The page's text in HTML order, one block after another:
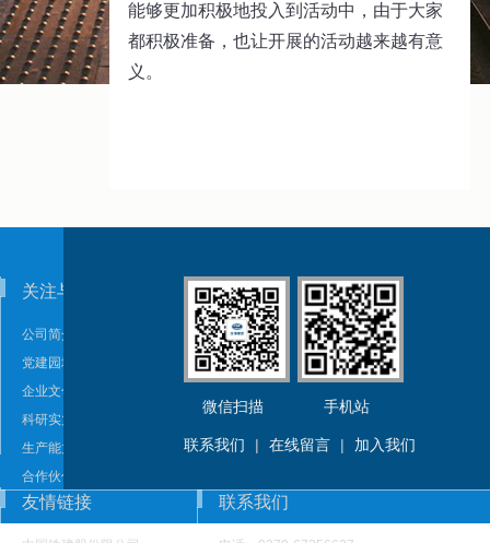
能够更加积极地投入到活动中，由于大家
都积极准备，也让开展的活动越来越有意
义。
关注与需要
公司简介
党建园地
企业文化
科研实力
生产能力
合作伙伴
荣誉资质
科技产品
轨道交通减振降噪产品
轨道交通复合材料产品
友情链接 联系我们
微信扫描 手机站
联系我们 | 在线留言 | 加入我们